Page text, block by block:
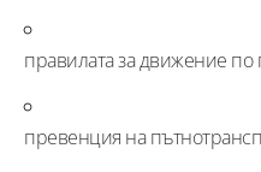
правилата за движение по
превенция на